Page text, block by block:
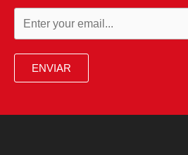
ENVIAR